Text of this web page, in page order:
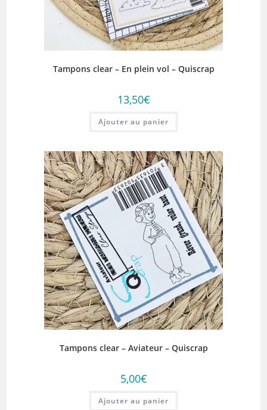
Tampons clear – En plein vol – Quiscrap
13,50€
Ajouter au panier
Tampons clear – Aviateur – Quiscrap
5,00€
Ajouter au panier